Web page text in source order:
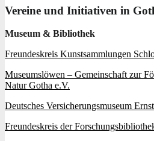
Vereine und Initiativen in
Museum & Bibliothek
Freundeskreis Kunstsammlungen
Museumslöwen – Gemeinschaft zur
Natur Gotha e.V.
Deutsches Versicherungsmuseum
Freundeskreis der